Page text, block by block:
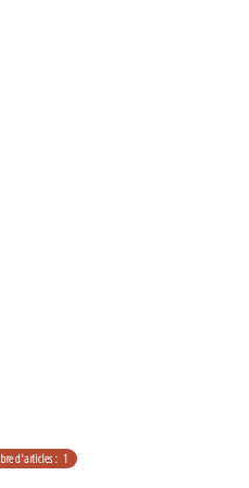
d'articles : 1